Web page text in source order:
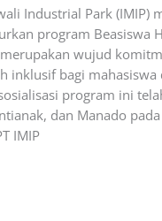
Industrial Park (IMIP)
program Beasiswa
wujud
inklusif bagi mahasiswa
program ini
dan Manado
IMIP